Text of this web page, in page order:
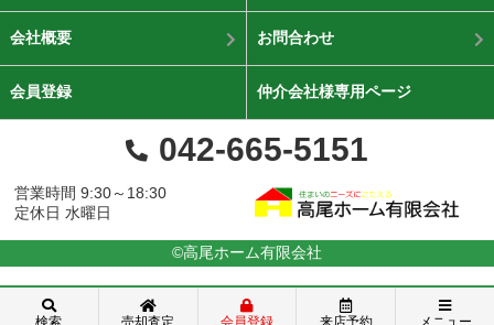
会社概要 お問合わせ
会員登録 仲介会社様専用ページ
042-665-5151
営業時間 9:30～18:30
定休日 水曜日
©高尾ホーム有限会社
検索 売却査定 会員登録 来店予約 メニュー